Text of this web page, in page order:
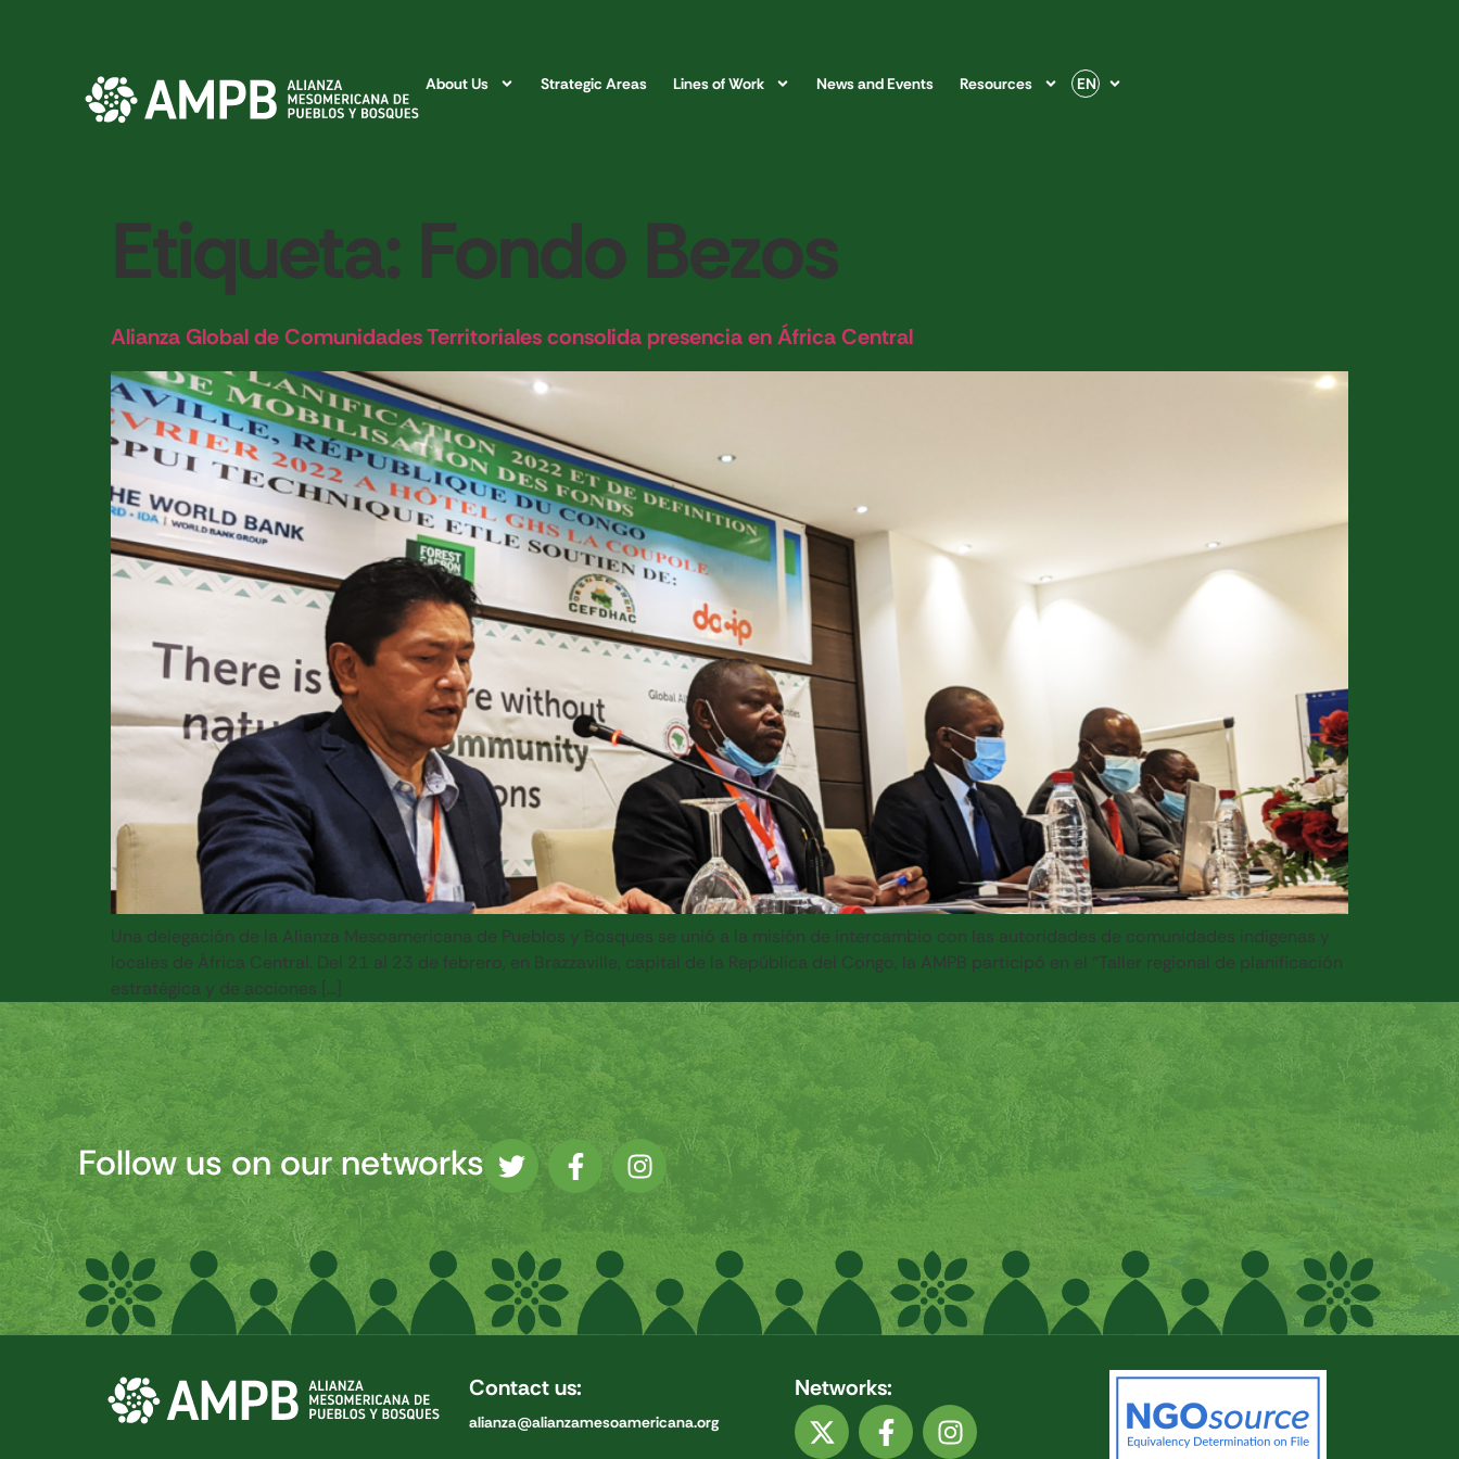
About Us Strategic Areas Lines of Work News and Events Resources EN
Etiqueta: Fondo Bezos
Alianza Global de Comunidades Territoriales consolida presencia en África Central
Una delegación de la Alianza Mesoamericana de Pueblos y Bosques se unió a la misión de intercambio con las autoridades de comunidades indígenas y
locales de África Central. Del 21 al 23 de febrero, en Brazzaville, capital de la República del Congo, la AMPB participó en el “Taller regional de planificación
estratégica y de acciones […]
Follow us on our networks
Contact us:
alianza@alianzamesoamericana.org
Networks: